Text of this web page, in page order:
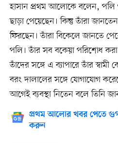
হাসান প্রথম আলোকে বলেন, পলি
ছাড়া পেয়েছেন। কিন্তু তাঁরা
ফিরছেন। তাঁরা বিকেলে জানতে
পলি। তাঁর সব বকেয়া পরিশোধ করা
তাঁদের সঙ্গে এ ব্যাপারে তাঁর
বরং দালালের সঙ্গে যোগাযোগ
আগেই ব্যবস্থা নিতেন বলে তিনি
প্রথম আলোর খবর পেতে
করুন